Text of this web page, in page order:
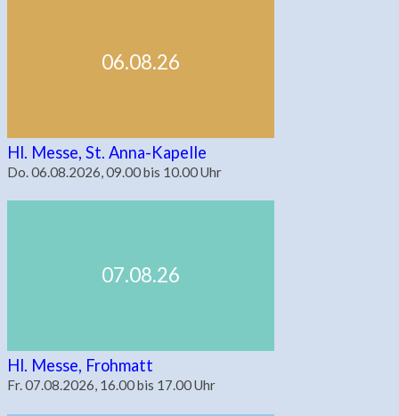
06.08.26
Hl. Messe, St. Anna-Kapelle
Do. 06.08.2026, 09.00 bis 10.00 Uhr
07.08.26
Hl. Messe, Frohmatt
Fr. 07.08.2026, 16.00 bis 17.00 Uhr